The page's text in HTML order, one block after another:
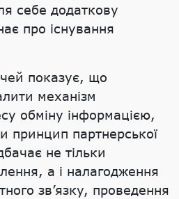
себе додаткову
про існування
показує, що
механізм
обміну інформацією,
принцип партнерської
не тільки
а і налагодження
зв’язку, проведення